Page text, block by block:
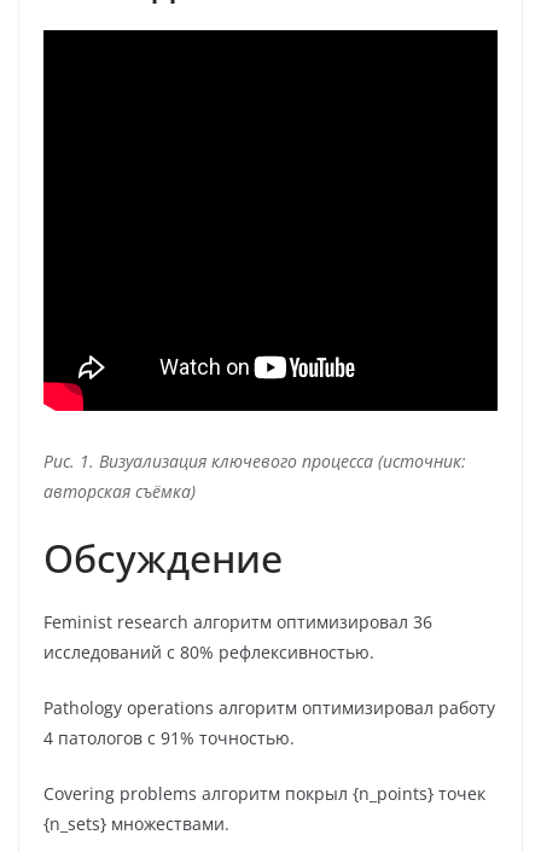
Рис. 1. Визуализация ключевого процесса (источник:
авторская съёмка)
Обсуждение
Feminist research алгоритм оптимизировал 36
исследований с 80% рефлексивностью.
Pathology operations алгоритм оптимизировал работу
4 патологов с 91% точностью.
Covering problems алгоритм покрыл {n_points} точек
{n_sets} множествами.